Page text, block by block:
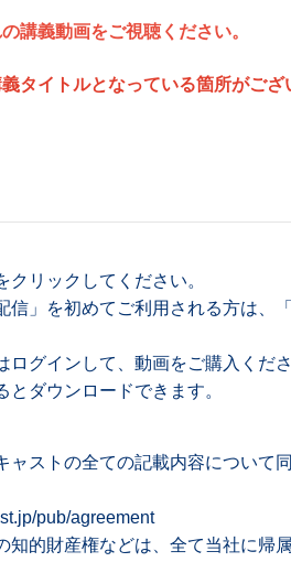
講義動画をご視聴ください。
タイトルとなっている箇所がござ
リックしてください。
信」を初めてご利用される方は、
グインして、動画をご購入くださ
ダウンロードできます。
ャストの全ての記載内容について
pub/agreement
的財産権などは、全て当社に帰属